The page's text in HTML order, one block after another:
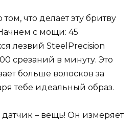
что делает эту бритву
с мощи: 45
лезвий SteelPrecision
срезаний в минуту. Это
больше волосков за
тебе идеальный образ.
– вещь! Он измеряет